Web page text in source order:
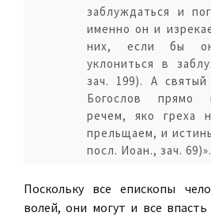
заблуждаться и
именно он и
них, если бы
уклониться в
зач. 199). А
Богослов прямо
речем, яко греха
прельщаем, и
посл. Иоан., зач. 69)».
Поскольку все епископы
волей, они могут и все впасть